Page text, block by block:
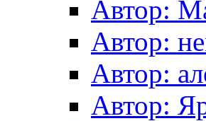
Автор:
Автор:
Автор:
Автор: